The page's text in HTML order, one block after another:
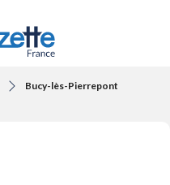
Bucy-lès-Pierrepont